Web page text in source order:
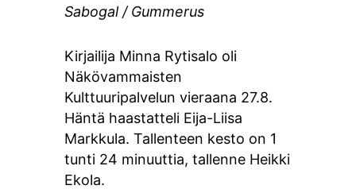
Sabogal / Gummerus
Kirjailija Minna Rytisalo oli
Näkövammaisten
Kulttuuripalvelun vieraana 27.8.
Häntä haastatteli Eija-Liisa
Markkula. Tallenteen kesto on 1
tunti 24 minuuttia, tallenne Heikki
Ekola.